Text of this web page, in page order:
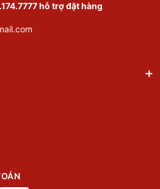
hỗ trợ đặt hàng